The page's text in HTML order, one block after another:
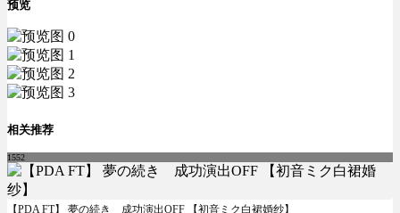
预览
相关推荐
1552
【PDA FT】 夢の続き 成功演出OFF 【初音ミク白裙婚纱】